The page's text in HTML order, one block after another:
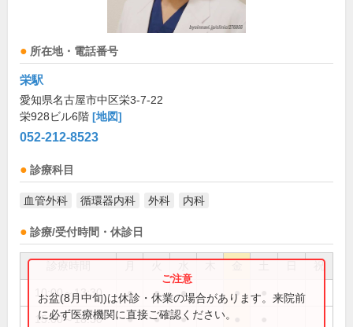
所在地・電話番号
栄駅
愛知県名古屋市中区栄3-7-22
栄928ビル6階 [地図]
052-212-8523
診療科目
血管外科 循環器内科 外科 内科
診療/受付時間・休診日
祝
10:00～13:30 ● ● ● ●
15:00～18:30 ● ● ●
お盆(8月中旬)は休診・休業の場合があります。来院前
に必ず医療機関に直接ご確認ください。